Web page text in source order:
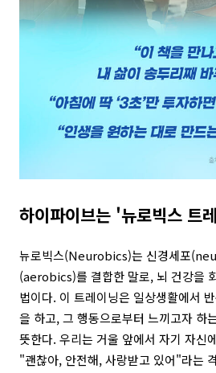
하이파이브는 '뉴로빅스 트
뉴로빅스(Neurobics)는 신경세포
(aerobics)를 결합한 말로, 뇌 건강을
법이다. 이 트레이닝은 일상생활에서
을 하고, 그 행동으로부터 느끼고자 하
뜻한다. 우리는 거울 앞에서 자기 자신
"괜찮아, 안전해, 사랑받고 있어"라는